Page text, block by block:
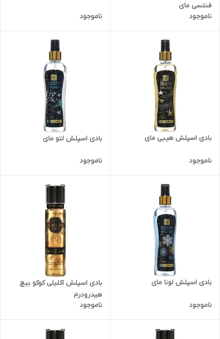
فنتسی مای
ناموجود
ناموجود
بادی اسپلش هیبی مای
ناموجود
بادی اسپلش لتو مای
ناموجود
بادی اسپلش لونا مای
ناموجود
بادی اسپلش اکلیلی کوکو بیچ
هیدرودرم
ناموجود